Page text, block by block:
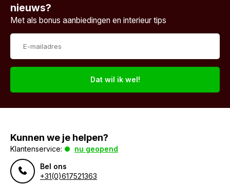
nieuws?
Met als bonus aanbiedingen en interieur tips
Dat wil ik wel!
Kunnen we je helpen?
Klantenservice:
nu geopend
Bel ons
+31(0)617521363